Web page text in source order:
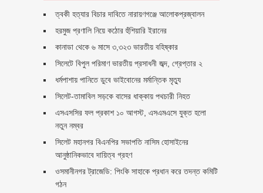
ত্বকী হত্যার বিচার দাবিতে নারায়ণগঞ্জে আলোকপ্রজ্বালন
হরমুজ প্রণালি নিয়ে কঠোর হুঁশিয়ারি ইরানের
কানাডা থেকে ৬ মাসে ৩,৩২৩ ভারতীয় বহিষ্কার
সিলেটে বিপুল পরিমাণ ভারতীয় প্রসাধনী জব্দ, গ্রেপ্তার ২
ধর্মপাশায় পানিতে ডুবে ভাইবোনের মর্মান্তিক মৃত্যু
সিলেট-তামাবিল সড়কে বাসের ধাক্কায় পথচারী নিহত
এসএসসির ফল প্রকাশ ১০ আগস্ট, এসএমএসে যুক্ত হলো
নতুন নম্বর
সিলেট মহানগর বিএনপির সভাপতি নাসিম হোসাইনের
আনুষ্ঠানিকভাবে দায়িত্ব গ্রহণ
ওসমানীনগর ট্রাজেডি: পিংকি সাহাকে প্রধান করে তদন্ত কমিটি
গঠন